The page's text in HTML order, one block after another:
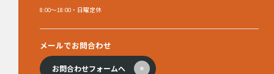
8:00～18:00・日曜定休
メールでお問合わせ
お問合わせフォームへ